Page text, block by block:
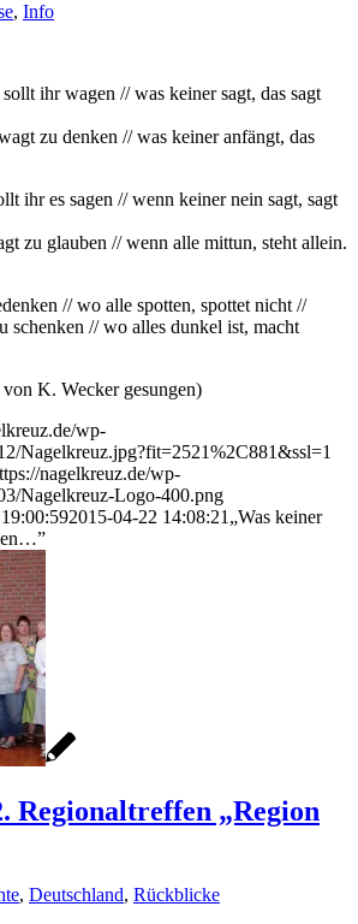
, Info
ihr wagen // was keiner sagt, das sagt
zu denken // was keiner anfängt, das
ihr es sagen // wenn keiner nein sagt, sagt
zu glauben // wenn alle mittun, steht allein.
// wo alle spotten, spottet nicht //
schenken // wo alles dunkel ist, macht
K. Wecker gesungen)
wp-
Nagelkreuz.jpg?fit=2521%2C881&ssl=1
nagelkreuz.de/wp-
Nagelkreuz-Logo-400.png
2015-04-22 14:08:21 „Was keiner
Regionaltreffen „Region
, Deutschland, Rückblicke